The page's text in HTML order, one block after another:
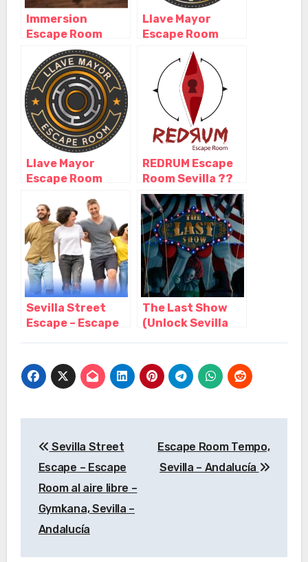
Immersion
Escape Room
Sevilla, Sevilla –
Andalucía
Llave Mayor
Escape Room
Sevilla, Sevilla –
Andalucía
Llave Mayor
Escape Room
Andalucía
REDRUM Escape
Room Sevilla ??
Nominado mejor
experiencia de
terror 2022 ??,
Sevilla –
Andalucía
Sevilla Street
Escape – Escape
Sevilla –
Andalucía
The Last Show
(Unlock Sevilla
Andalucía
de
entradas
Sevilla Street
Escape – Escape
Room al aire libre –
Gymkana, Sevilla –
Andalucía
Escape Room Tempo,
Sevilla – Andalucía